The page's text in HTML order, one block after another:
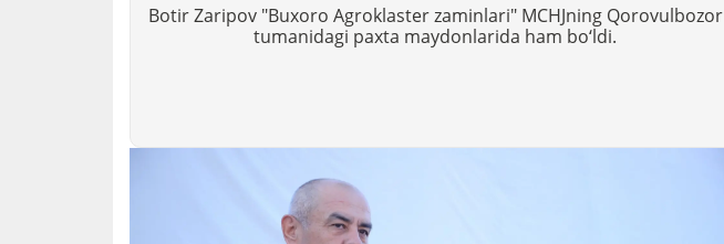
Botir Zaripov "Buxoro Agroklaster zaminlari" MCHJning Qorovulbozor
tumanidagi paxta maydonlarida ham bo‘ldi.